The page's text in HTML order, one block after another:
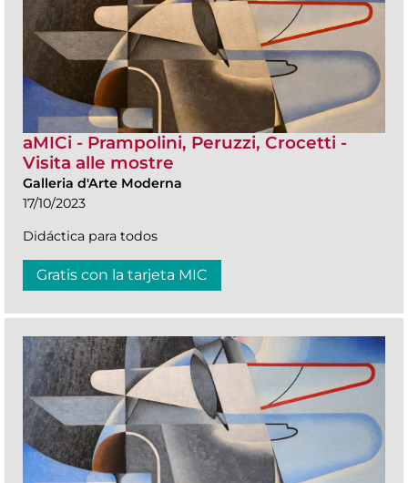
aMICi - Prampolini, Peruzzi, Crocetti -
Visita alle mostre
Galleria d'Arte Moderna
17/10/2023
Didáctica para todos
Gratis con la tarjeta MIC